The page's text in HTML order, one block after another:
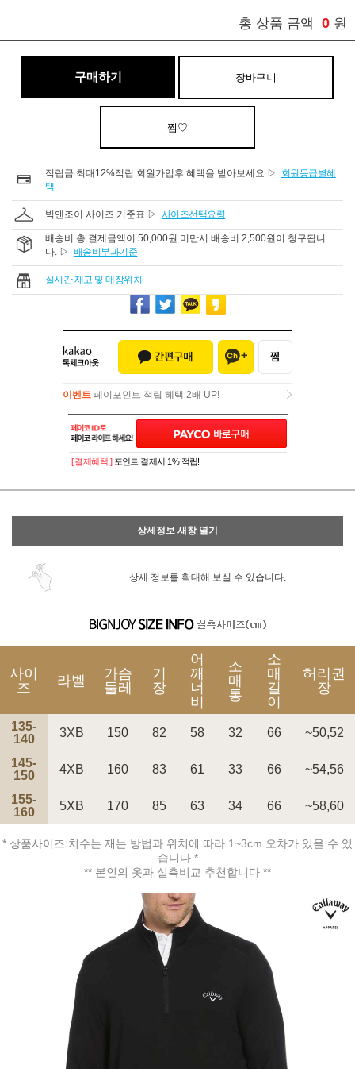
총 상품 금액 0 원
구매하기 장바구니
찜♡
적립금 최대12%적립 회원가입후 혜택을 받아보세요 ▷
회원등급별혜
택
빅앤조이 사이즈 기준표 ▷ 사이즈선택요령
배송비 총 결제금액이 50,000원 미만시 배송비 2,500원이 청구됩니
다. ▷ 배송비부과기준
실시간 재고 및 매장위치
이벤트 페이포인트 적립 혜택 2배 UP!
이벤트페이포인트 적립 혜택 2배 UP!
[ 결제혜택 ] 포인트 결제시 1% 적립!
상세정보 새창 열기
상세 정보를 확대해 보실 수 있습니다.
사이
즈
라벨
가슴
둘레
기
장
어
깨
너
비
소
매
통
소
매
길
이
허리권
장
135-
140
3XB 150 82 58 32 66 ~50,52
145-
150
4XB 160 83 61 33 66 ~54,56
155-
160
5XB 170 85 63 34 66 ~58,60
* 상품사이즈 치수는 재는 방법과 위치에 따라 1~3cm 오차가 있을 수 있
습니다 *
** 본인의 옷과 실측비교 추천합니다 **